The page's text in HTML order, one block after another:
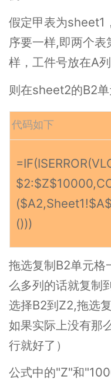
假定甲表为sheet1
序要一样,即两个
样，工件号放在A列
则在sheet2的B2
代码如下
()))
拖选复制B2单元格
么多列的话就复制
选择B2到Z2,拖选
如果实际上没有那
行就好了）
公式中的"Z"和